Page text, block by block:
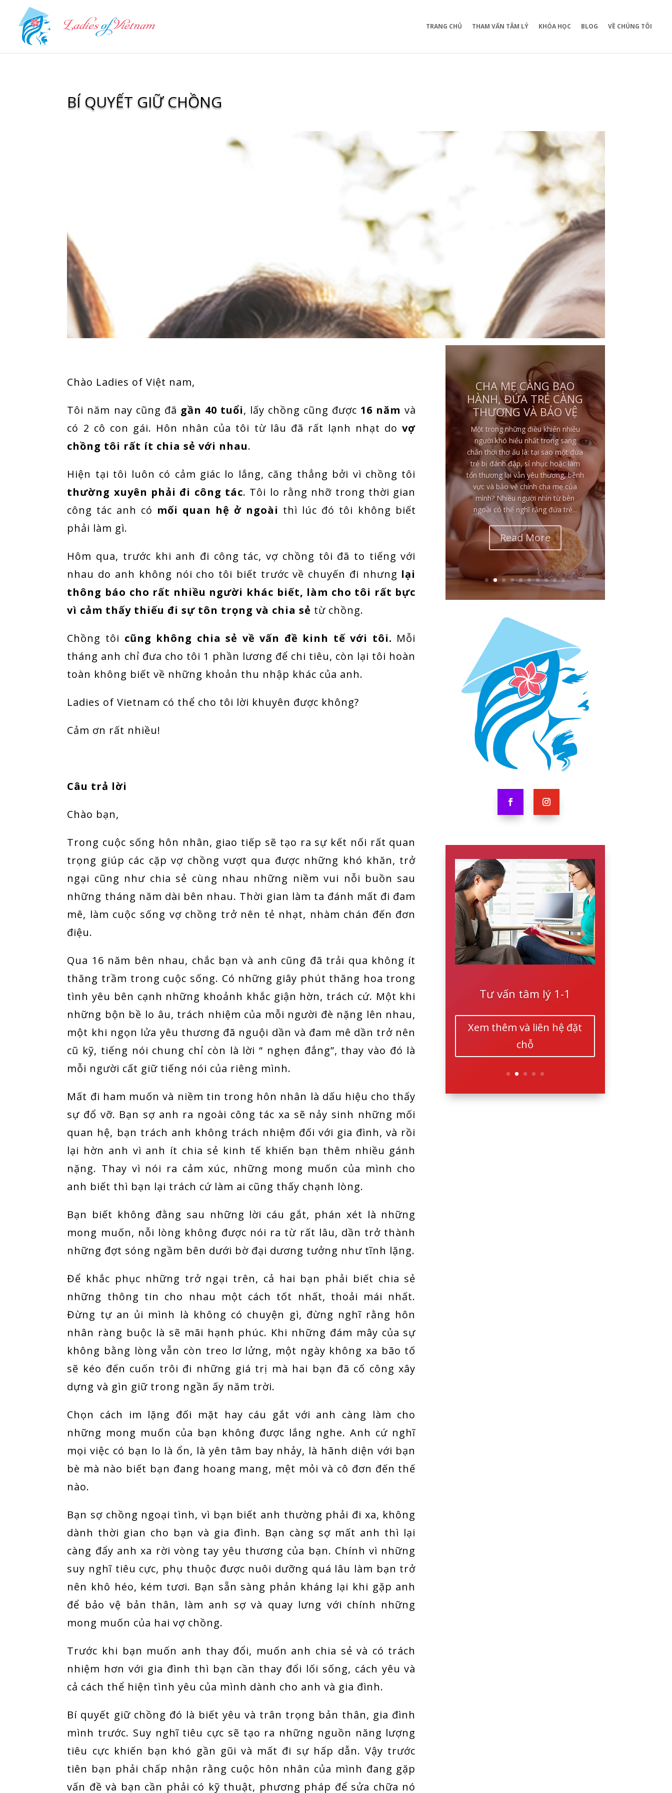
TRANG CHỦ THAM VẤN TÂM LÝ KHÓA HỌC BLOG VỀ CHÚNG TÔI
BÍ QUYẾT GIỮ CHỒNG
Chào Ladies of Việt nam,
Tôi năm nay cũng đã gần 40 tuổi, lấy chồng cũng được 16 năm và
có 2 cô con gái. Hôn nhân của tôi từ lâu đã rất lạnh nhạt dovợ
chồng tôi rất ít chia sẻ với nhau.
Hiện tại tôi luôn có cảm giác lo lắng, căng thẳng bởi vì chồng tôi
thường xuyên phải đi công tác. Tôi lo rằng nhỡ trong thời gian
công tác anh có mối quan hệ ở ngoài thì lúc đó tôi không biết
phải làm gì.
Hôm qua, trước khi anh đi công tác, vợ chồng tôi đã to tiếng với
nhau do anh không nói cho tôi biết trước về chuyến đi nhưng lại
thông báo cho rất nhiều người khác biết, làm cho tôi rất bực
vì cảm thấy thiếu đi sự tôn trọng và chia sẻ từ chồng.
Chồng tôi cũng không chia sẻ về vấn đề kinh tế với tôi. Mỗi
tháng anh chỉ đưa cho tôi 1 phần lương để chi tiêu, còn lại tôi hoàn
toàn không biết về những khoản thu nhập khác của anh.
Ladies of Vietnam có thể cho tôi lời khuyên được không?
Cảm ơn rất nhiều!
Câu trả lời
Chào bạn,
Trong cuộc sống hôn nhân, giao tiếp sẽ tạo ra sự kết nối rất quan
trọng giúp các cặp vợ chồng vượt qua được những khó khăn, trở
ngại cũng như chia sẻ cùng nhau những niềm vui nỗi buồn sau
những tháng năm dài bên nhau. Thời gian làm ta đánh mất đi đam
mê, làm cuộc sống vợ chồng trở nên tẻ nhạt, nhàm chán đến đơn
điệu.
Qua 16 năm bên nhau, chắc bạn và anh cũng đã trải qua không ít
thăng trầm trong cuộc sống. Có những giây phút thăng hoa trong
tình yêu bên cạnh những khoảnh khắc giận hờn, trách cứ. Một khi
những bộn bề lo âu, trách nhiệm của mỗi người đè nặng lên nhau,
một khi ngọn lửa yêu thương đã nguội dần và đam mê dần trở nên
cũ kỹ, tiếng nói chung chỉ còn là lời “ nghẹn đắng”, thay vào đó là
mỗi người cất giữ tiếng nói của riêng mình.
Mất đi ham muốn và niềm tin trong hôn nhân là dấu hiệu cho thấy
sự đổ vỡ. Bạn sợ anh ra ngoài công tác xa sẽ nảy sinh những mối
quan hệ, bạn trách anh không trách nhiệm đối với gia đình, và rồi
lại hờn anh vì anh ít chia sẻ kinh tế khiến bạn thêm nhiều gánh
nặng. Thay vì nói ra cảm xúc, những mong muốn của mình cho
anh biết thì bạn lại trách cứ làm ai cũng thấy chạnh lòng.
Bạn biết không đằng sau những lời cáu gắt, phán xét là những
mong muốn, nỗi lòng không được nói ra từ rất lâu, dần trở thành
những đợt sóng ngầm bên dưới bờ đại dương tưởng như tĩnh lặng.
Để khắc phục những trở ngại trên, cả hai bạn phải biết chia sẻ
những thông tin cho nhau một cách tốt nhất, thoải mái nhất.
Đừng tự an ủi mình là không có chuyện gì, đừng nghĩ rằng hôn
nhân ràng buộc là sẽ mãi hạnh phúc. Khi những đám mây của sự
không bằng lòng vẫn còn treo lơ lửng, một ngày không xa bão tố
sẽ kéo đến cuốn trôi đi những giá trị mà hai bạn đã cố công xây
dựng và gìn giữ trong ngần ấy năm trời.
Chọn cách im lặng đối mặt hay cáu gắt với anh càng làm cho
những mong muốn của bạn không được lắng nghe. Anh cứ nghĩ
mọi việc có bạn lo là ổn, là yên tâm bay nhảy, là hãnh diện với bạn
bè mà nào biết bạn đang hoang mang, mệt mỏi và cô đơn đến thế
nào.
Bạn sợ chồng ngoại tình, vì bạn biết anh thường phải đi xa, không
dành thời gian cho bạn và gia đình. Bạn càng sợ mất anh thì lại
càng đẩy anh xa rời vòng tay yêu thương của bạn. Chính vì những
suy nghĩ tiêu cực, phụ thuộc được nuôi dưỡng quá lâu làm bạn trở
nên khô héo, kém tươi. Bạn sẵn sàng phản kháng lại khi gặp anh
để bảo vệ bản thân, làm anh sợ và quay lưng với chính những
mong muốn của hai vợ chồng.
Trước khi bạn muốn anh thay đổi, muốn anh chia sẻ và có trách
nhiệm hơn với gia đình thì bạn cần thay đổi lối sống, cách yêu và
cả cách thể hiện tình yêu của mình dành cho anh và gia đình.
Bí quyết giữ chồng đó là biết yêu và trân trọng bản thân, gia đình
mình trước. Suy nghĩ tiêu cực sẽ tạo ra những nguồn năng lượng
tiêu cực khiến bạn khó gần gũi và mất đi sự hấp dẫn. Vậy trước
tiên bạn phải chấp nhận rằng cuộc hôn nhân của mình đang gặp
vấn đề và bạn cần phải có kỹ thuật, phương pháp để sửa chữa nó
NHỮNG ĐỨA TRẺ BỊ
BẠO HÀNH ĐE DỌA
TÍNH MẠNG
Không phải mọi đứa trẻ lớn lên
trong bạo lực đều mang vết thương
giống nhau. Với những đứa trẻ liên
tục bị đánh đập, đe dọa, chứng kiến
bạo lực nghiêm trọng hoặc sống
trong nỗi sợ rằng mình có thể bị bỏ
rơi, bị giết hay không thể sống sót,
hệ thần kinh của các em...
Read More
Tư vấn tâm lý 1-1
Xem thêm và liên hệ đặt
chỗ